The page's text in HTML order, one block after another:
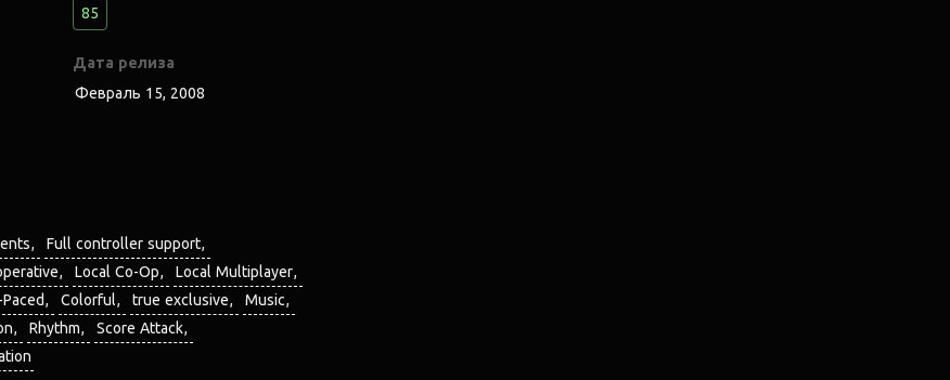
85
Дата релиза
Февраль 15, 2008
Full controller support
Local Co-Op
Local Multiplayer
Paced Colorful true exclusive
Music
Rhythm
Score Attack